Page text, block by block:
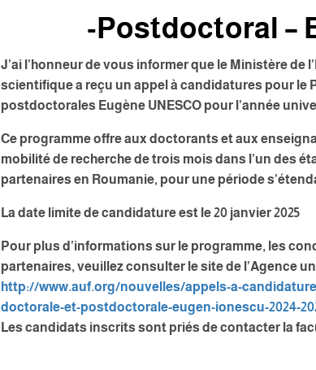
-postdoctoral –
J’ai l’honneur de vous informer que le Ministère de
scientifique a reçu un appel à candidatures pour le
postdoctorales Eugène UNESCO pour l’année
Ce programme offre aux doctorants et aux
mobilité de recherche de trois mois dans l’un des
partenaires en Roumanie, pour une période
La date limite de candidature est le 20 janvier 2025
Pour plus d’informations sur le programme, les
partenaires, veuillez consulter le site de l’Agence
http://www.auf.org/nouvelles/appels-a-
doctorale-et-postdoctorale-eugen-ionescu-2024-
Les candidats inscrits sont priés de contacter la